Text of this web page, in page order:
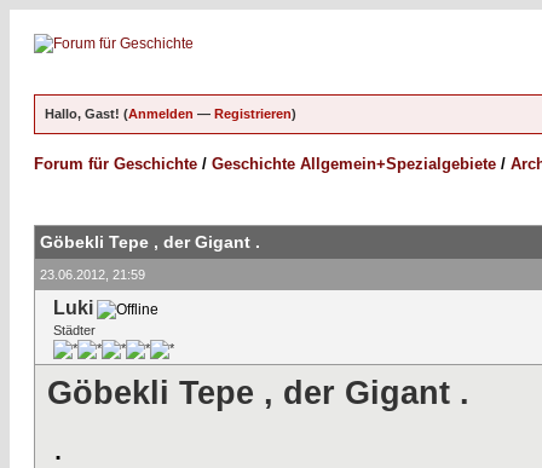
Hallo, Gast! (Anmelden — Registrieren)
Forum für Geschichte / Geschichte Allgemein+Spezialgebiete /
Göbekli Tepe , der Gigant .
23.06.2012, 21:59
Luki
Städter
Göbekli Tepe , der Gigant .
.